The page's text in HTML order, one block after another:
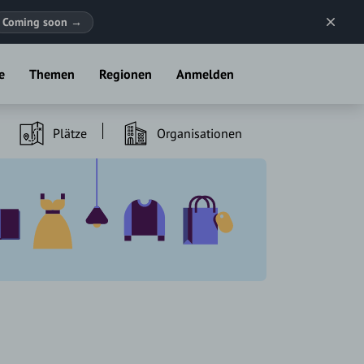
Coming soon →
Themen Regionen Anmelden
Plätze Organisationen